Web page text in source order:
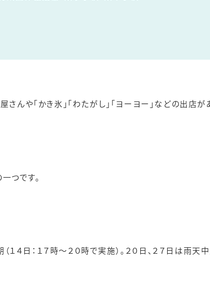
んや「かき氷」「わたがし」「ヨーヨー」などの出店が
つです。
日：１７時～２０時で実施）。２０日、２７日は雨天